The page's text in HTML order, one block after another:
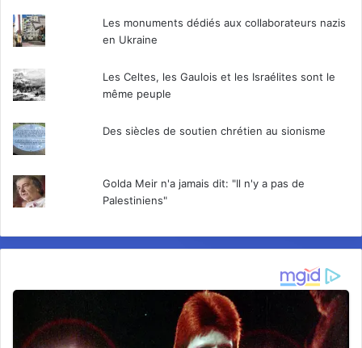
Les monuments dédiés aux collaborateurs nazis
en Ukraine
Les Celtes, les Gaulois et les Israélites sont le
même peuple
Des siècles de soutien chrétien au sionisme
Golda Meir n'a jamais dit: "Il n'y a pas de
Palestiniens"